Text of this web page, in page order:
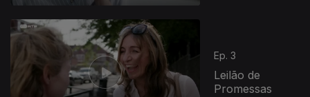
Ep. 3
Leilão de
Promessas